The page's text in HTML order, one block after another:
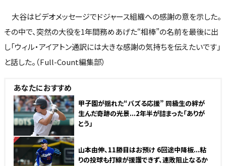
大谷はビデオメッセージでドジャース組織への感謝の意を示した。
その中で、突然の大役を1年間務めあげた“相棒”の名前を最後に出
し「ウィル・アイアトン通訳には大きな感謝の気持ちを伝えたいです」
と話した。（Full-Count編集部）
あなたにおすすめ
甲子園が揺れた“バズる応援” 同級生の絆が
生んだ奇跡の光景...2年半が詰まった「ありが
とう」
NEW
山本由伸、11勝目はお預け 6回途中降板...粘
りの投球も打線が援護できず、連敗阻止なるか